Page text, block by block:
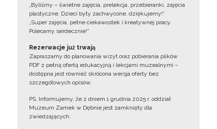
„Byliśmy – świetne zajęcia, prelekcja, przebieranki, zajęcia
plastyczne. Dzieci były zachwycone, dziękujemy!”
„Super zajęcia, pełne ciekawostek i kreatywnej pracy.
Polecamy serdecznie!”
Rezerwacje już trwają
Zapraszamy do planowania wizyt oraz pobierania plików
PDF z pełną ofertą edukacyjną i lekcjami muzealnymi –
dostępna jest również skrócona wersja oferty bez
szczegółowych opisów.
PS. Informujemy, że z dniem 1 grudnia 2025 r. oddział
Muzeum Zamek w Dębnie jest zamknięty dla
zwiedzających.